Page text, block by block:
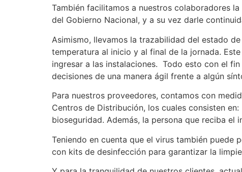
También facilitamos a nuestros colaboradores
del Gobierno Nacional, y a su vez darle
Asimismo, llevamos la trazabilidad del estado
temperatura al inicio y al final de la jornada.
ingresar a las instalaciones. Todo esto con el
decisiones de una manera ágil frente a algún
Para nuestros proveedores, contamos con
Centros de Distribución, los cuales consisten
bioseguridad. Además, la persona que reciba
Teniendo en cuenta que el virus también puede
con kits de desinfección para garantizar la